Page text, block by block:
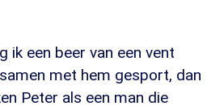
ik een beer van een vent
met hem gesport, dan
Peter als een man die